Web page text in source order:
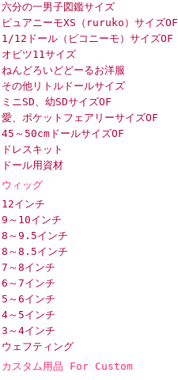
六分の一男子図鑑サイズ
ピュアニーモXS（ruruko）サイズOF
1/12ドール（ピコニーモ）サイズOF
オビツ11サイズ
ねんどろいどどーるお洋服
その他リトルドールサイズ
ミニSD、幼SDサイズOF
愛、ポケットフェアリーサイズOF
45～50cmドールサイズOF
ドレスキット
ドール用資材
ウィッグ
12インチ
9～10インチ
8～9.5インチ
8～8.5インチ
7～8インチ
6～7インチ
5～6インチ
4～5インチ
3～4インチ
ウェフティング
カスタム用品 For Custom